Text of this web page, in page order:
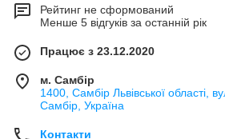
Рейтинг не сформований
Менше 5 відгуків за останній рік
Працює з 23.12.2020
м. Самбір
1400, Самбір Львівської області,
Самбір, Україна
Контакти